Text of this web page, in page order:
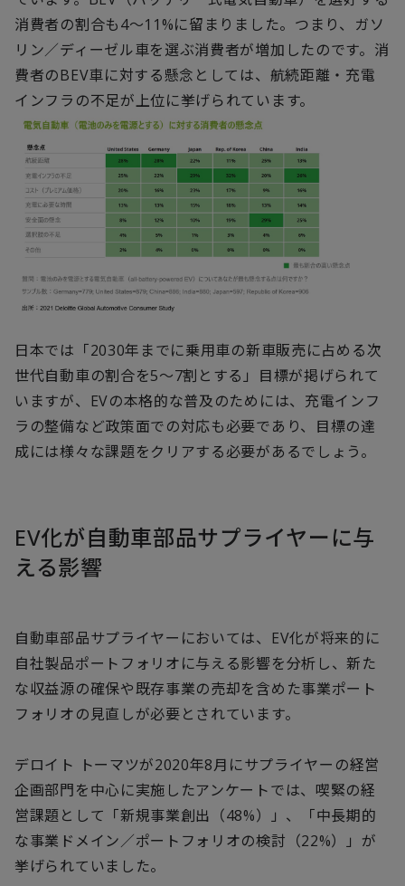
消費者の割合も4～11%に留まりました。つまり、ガソ
リン／ディーゼル車を選ぶ消費者が増加したのです。消
費者のBEV車に対する懸念としては、航続距離・充電
インフラの不足が上位に挙げられています。
日本では「2030年までに乗用車の新車販売に占める次
世代自動車の割合を5～7割とする」目標が掲げられて
いますが、EVの本格的な普及のためには、充電インフ
ラの整備など政策面での対応も必要であり、目標の達
成には様々な課題をクリアする必要があるでしょう。
EV化が自動車部品サプライヤーに与
える影響
自動車部品サプライヤーにおいては、EV化が将来的に
自社製品ポートフォリオに与える影響を分析し、新た
な収益源の確保や既存事業の売却を含めた事業ポート
フォリオの見直しが必要とされています。
デロイト トーマツが2020年8月にサプライヤーの経営
企画部門を中心に実施したアンケートでは、喫緊の経
営課題として「新規事業創出（48%）」、「中長期的
な事業ドメイン／ポートフォリオの検討（22%）」が
挙げられていました。